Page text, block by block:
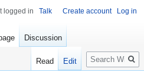
logged in Talk Create account Log in
Discussion
Read Edit
Search